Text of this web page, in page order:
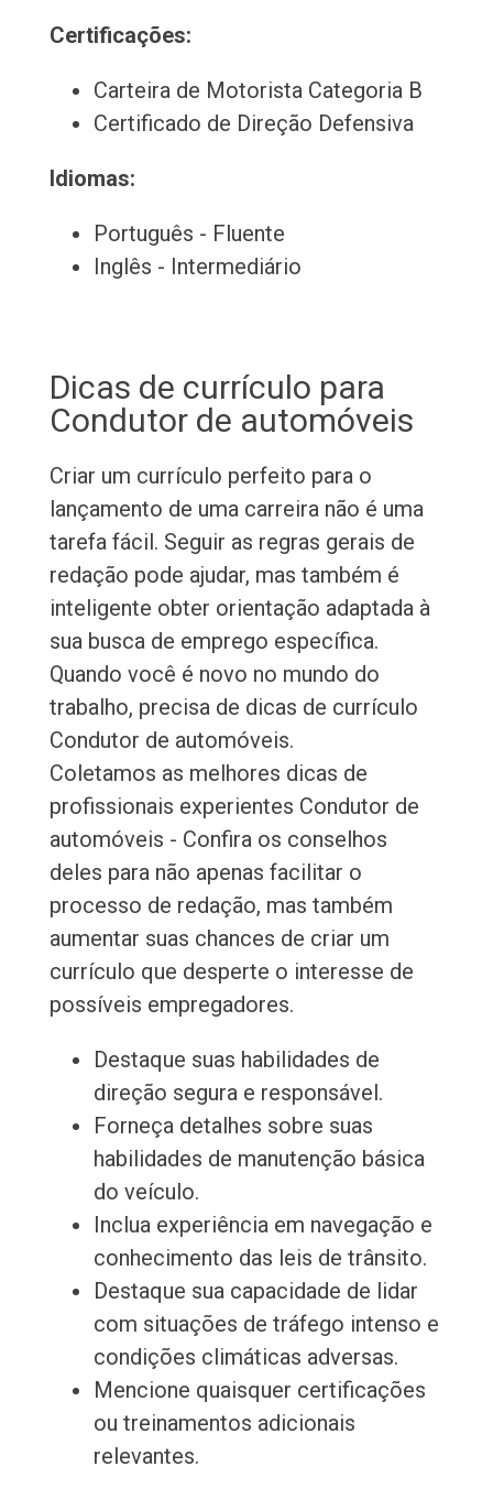
Certificações:
Carteira de Motorista Categoria B
Certificado de Direção Defensiva
Idiomas:
Português - Fluente
Inglês - Intermediário
Dicas de currículo para
Condutor de automóveis
Criar um currículo perfeito para o
lançamento de uma carreira não é uma
tarefa fácil. Seguir as regras gerais de
redação pode ajudar, mas também é
inteligente obter orientação adaptada à
sua busca de emprego específica.
Quando você é novo no mundo do
trabalho, precisa de dicas de currículo
Condutor de automóveis.
Coletamos as melhores dicas de
profissionais experientes Condutor de
automóveis - Confira os conselhos
deles para não apenas facilitar o
processo de redação, mas também
aumentar suas chances de criar um
currículo que desperte o interesse de
possíveis empregadores.
Destaque suas habilidades de
direção segura e responsável.
Forneça detalhes sobre suas
habilidades de manutenção básica
do veículo.
Inclua experiência em navegação e
conhecimento das leis de trânsito.
Destaque sua capacidade de lidar
com situações de tráfego intenso e
condições climáticas adversas.
Mencione quaisquer certificações
ou treinamentos adicionais
relevantes.